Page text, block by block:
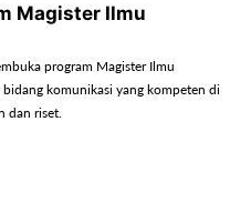
Magister Ilmu
program Magister Ilmu
komunikasi yang kompeten di
dan riset.